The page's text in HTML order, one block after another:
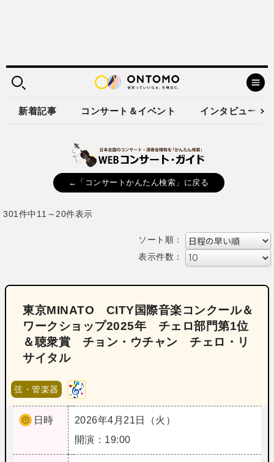
新着記事 コンサート＆イベント インタビュー
←「コンサートかんたん検索」に戻る
301件中11～20件表示
ソート順：
表示件数：
東京MINATO CITY国際音楽コンクール＆
ワークショップ2025年 チェロ部門第1位
＆聴衆賞 チョン・ウチャン チェロ・リ
サイタル
弦・管楽器
日時
2026年4月21日（火）
開演：19:00